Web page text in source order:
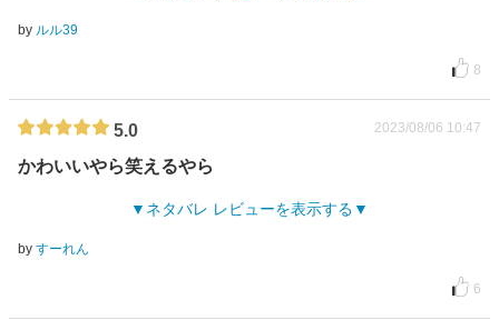
by ルル39
8
5.0 2023/08/06 10:47
かわいいやら笑えるやら
ネタバレ レビューを表示する
by すーれん
6